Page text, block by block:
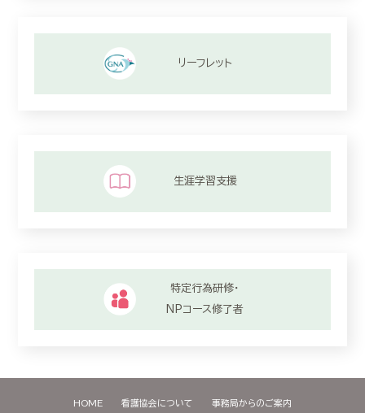
リーフレット
生涯学習支援
特定行為研修・
NPコース修了者
HOME 看護協会について 事務局からのご案内